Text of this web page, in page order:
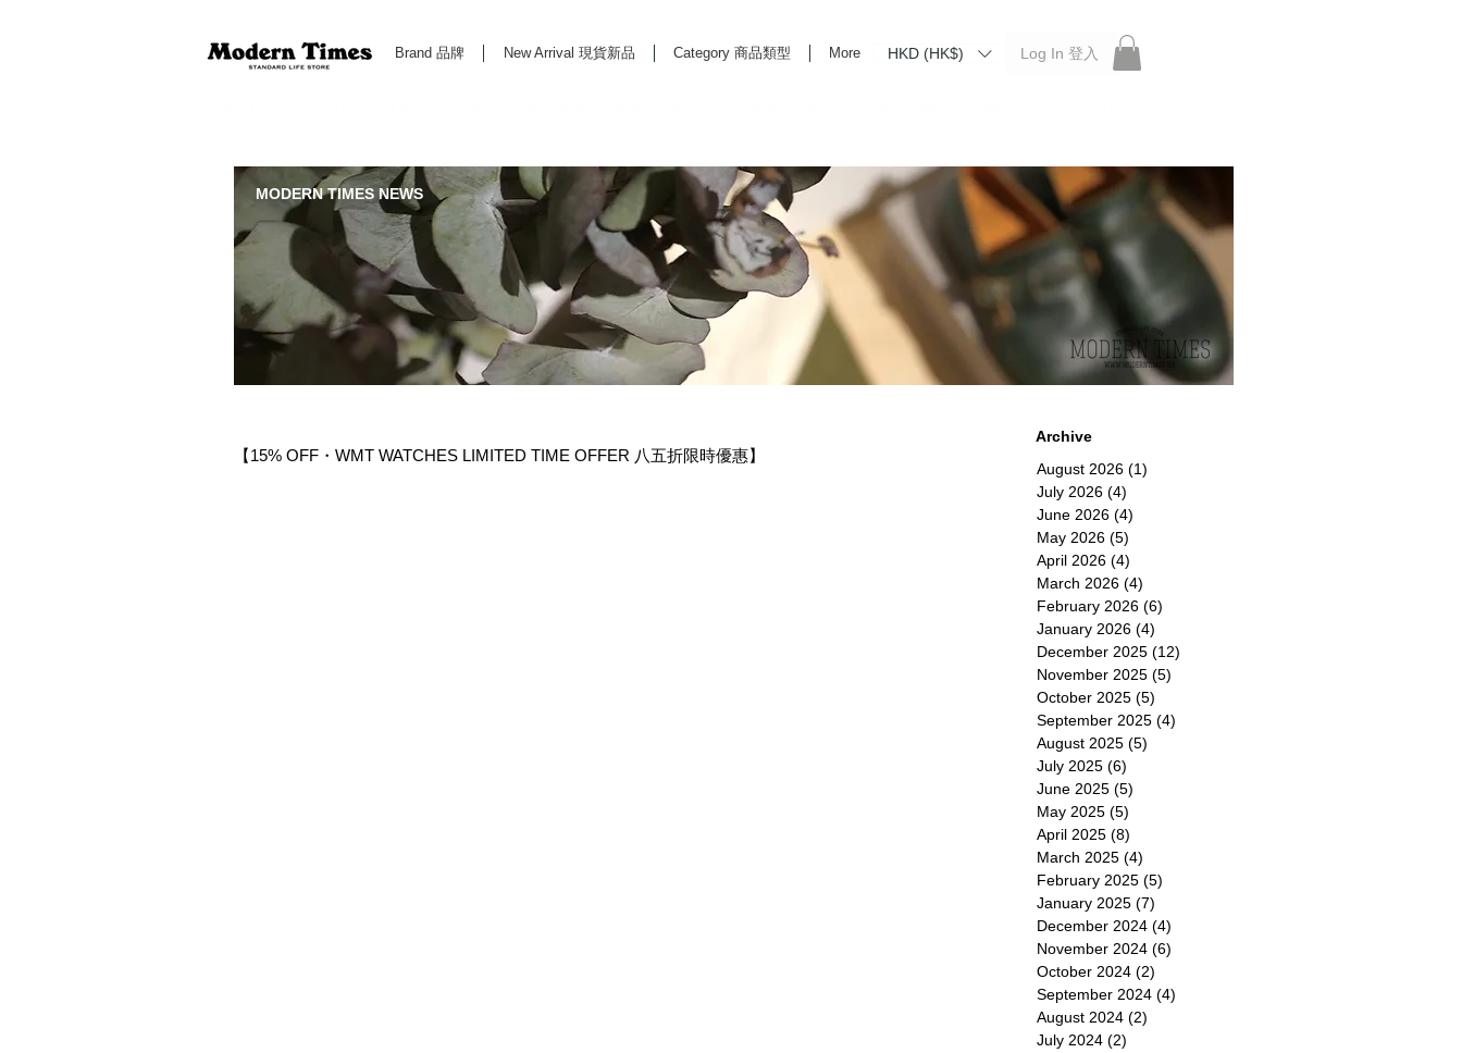
Brand 品牌 New Arrival 現貨新品 Category 商品類型 More HKD (HK$) Log In 登入
MODERN TIMES NEWS
【15% OFF・WMT WATCHES LIMITED TIME OFFER 八五折限時優惠】
Archive
August 2026 (1)
July 2026 (4)
June 2026 (4)
May 2026 (5)
April 2026 (4)
March 2026 (4)
February 2026 (6)
January 2026 (4)
December 2025 (12)
November 2025 (5)
October 2025 (5)
September 2025 (4)
August 2025 (5)
July 2025 (6)
June 2025 (5)
May 2025 (5)
April 2025 (8)
March 2025 (4)
February 2025 (5)
January 2025 (7)
December 2024 (4)
November 2024 (6)
October 2024 (2)
September 2024 (4)
August 2024 (2)
July 2024 (2)